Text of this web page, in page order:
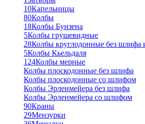
10Капельницы
80Колбы
18Колбы Бунзена
5Колбы грушевидные
28Колбы круглодонные без
5Колбы Кьельдаля
124Колбы мерные
Колбы плоскодонные без шлифа
Колбы плоскодонные со шлифом
Колбы Эрленмейера без шлифа
Колбы Эрленмейера со шлифом
90Краны
29Мензурки